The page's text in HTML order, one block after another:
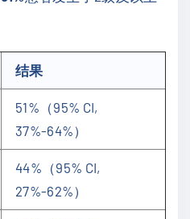
结果
51%（95% CI,
37%-64%）
44%（95% CI,
27%-62%）